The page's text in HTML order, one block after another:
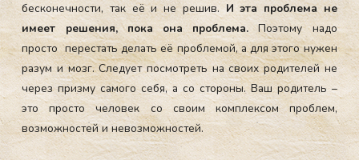
бесконечности, так её и не решив.И эта проблема не
имеет решения, пока она проблема.Поэтому
надо
просто перестать делать её проблемой, а для этого нужен
разум и мозг. Следует посмотреть на своих родителей не
через призму самого себя, а со стороны. Ваш родитель –
это просто человек со своим комплексом проблем,
возможностей и невозможностей.